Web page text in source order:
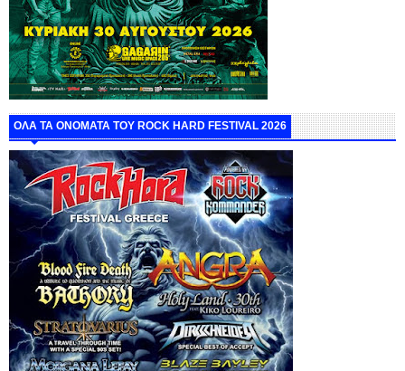
ΟΛΑ ΤΑ ΟΝΟΜΑΤΑ ΤΟΥ ROCK HARD FESTIVAL 2026